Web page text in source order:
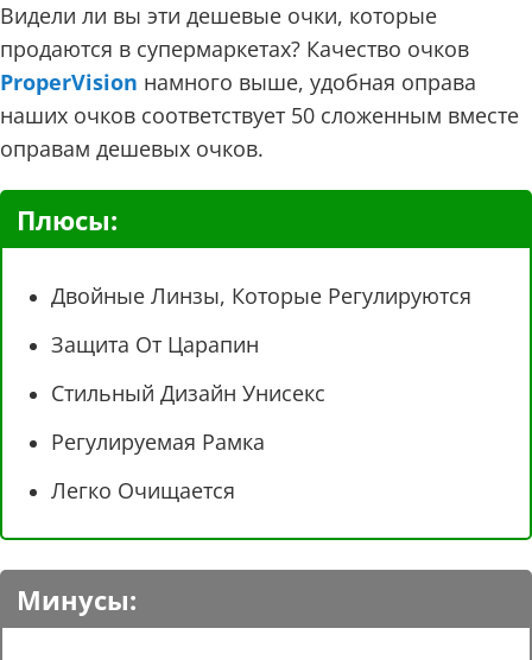
Видели ли вы эти дешевые очки, которые
продаются в супермаркетах? Качество очков
ProperVision намного выше, удобная оправа
наших очков соответствует 50 сложенным вместе
оправам дешевых очков.
Плюсы:
Двойные Линзы, Которые Регулируются
Защита От Царапин
Стильный Дизайн Унисекс
Регулируемая Рамка
Легко Очищается
Минусы: